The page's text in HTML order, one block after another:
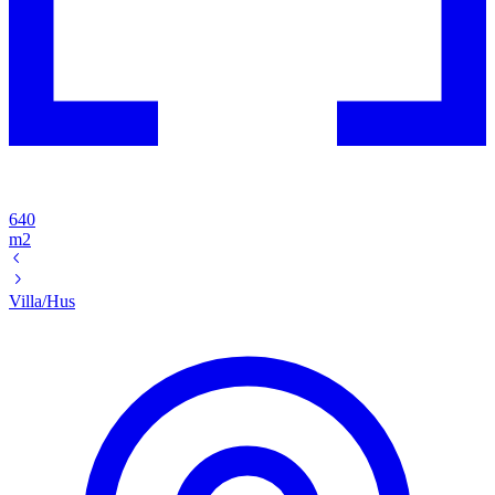
640
m2
Villa/Hus